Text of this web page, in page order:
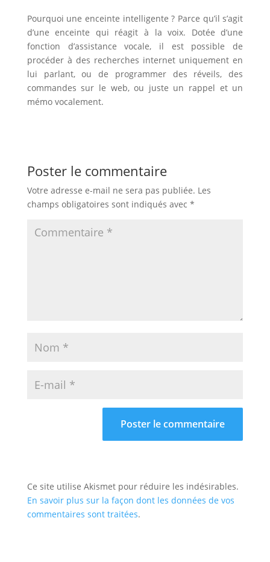
Pourquoi une enceinte intelligente ? Parce qu’il s’agit
d’une enceinte qui réagit à la voix. Dotée d’une
fonction d’assistance vocale, il est possible de
procéder à des recherches internet uniquement en
lui parlant, ou de programmer des réveils, des
commandes sur le web, ou juste un rappel et un
mémo vocalement.
Poster le commentaire
Votre adresse e-mail ne sera pas publiée. Les
champs obligatoires sont indiqués avec *
Ce site utilise Akismet pour réduire les indésirables.
En savoir plus sur la façon dont les données de vos
commentaires sont traitées.